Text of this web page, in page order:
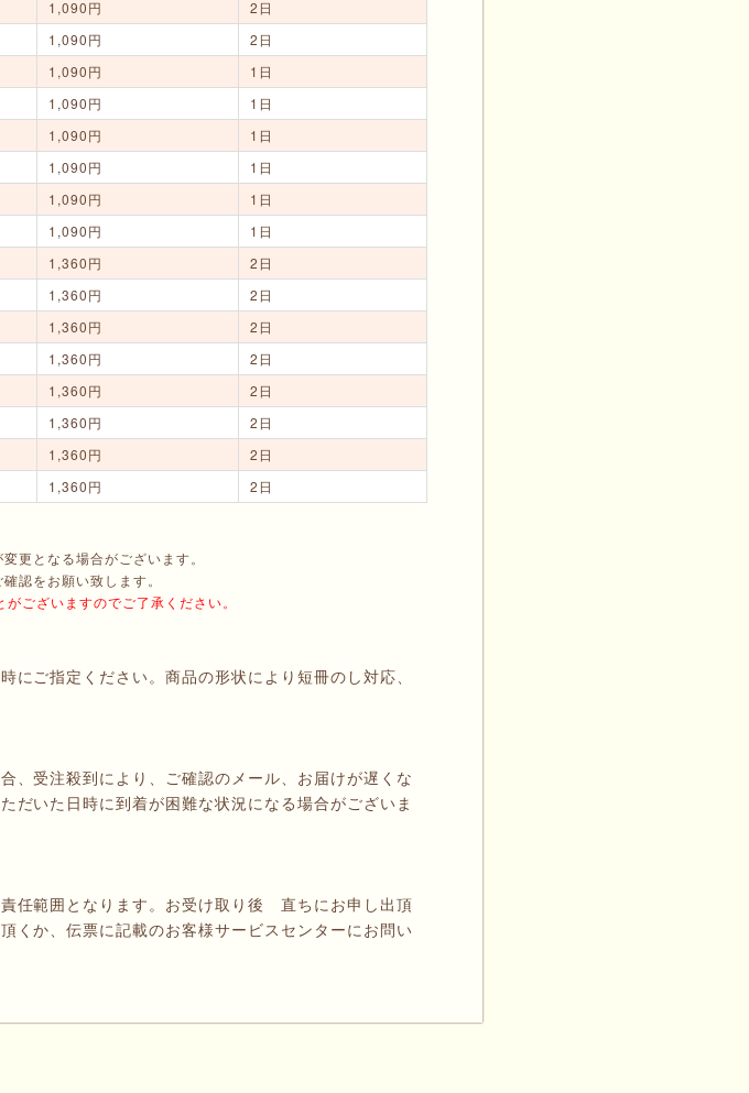
1,090円
2日
1,090円
2日
1,090円
1日
1,090円
1日
1,090円
1日
1,090円
1日
1,090円
1日
1,090円
1日
1,360円
2日
1,360円
2日
1,360円
2日
1,360円
2日
1,360円
2日
1,360円
2日
1,360円
2日
1,360円 2日
更となる場合がございます。
認をお願い致します。
ございますのでご了承ください。
ご指定ください。商品の形状により短冊のし対応、
、受注殺到により、ご確認のメール、お届けが遅くな
だいた日時に到着が困難な状況になる場合がございま
任範囲となります。お受け取り後 直ちにお申し出頂
くか、伝票に記載のお客様サービスセンターにお問い